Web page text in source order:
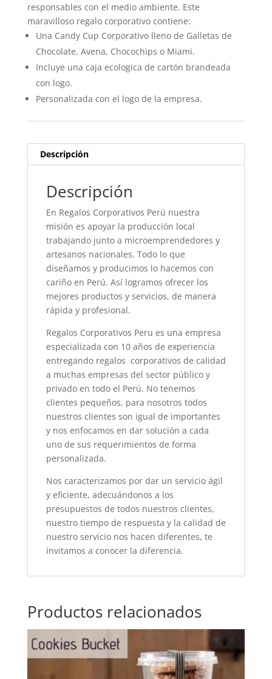
responsables con el medio ambiente. Este
maravilloso regalo corporativo contiene:
Una Candy Cup Corporativo lleno de Galletas de
Chocolate, Avena, Chocochips o Miami.
Incluye una caja ecologica de cartón brandeada
con logo.
Personalizada con el logo de la empresa.
Descripción
Descripción
En Regalos Corporativos Perú nuestra
misión es apoyar la producción local
trabajando junto a microemprendedores y
artesanos nacionales. Todo lo que
diseñamos y producimos lo hacemos con
cariño en Perú. Así logramos ofrecer los
mejores productos y servicios, de manera
rápida y profesional.
Regalos Corporativos Peru es una empresa
especializada con 10 años de experiencia
entregando regalos corporativos de calidad
a muchas empresas del sector público y
privado en todo el Perú. No tenemos
clientes pequeños, para nosotros todos
nuestros clientes son igual de importantes
y nos enfocamos en dar solución a cada
uno de sus requerimientos de forma
personalizada.
Nos caracterizamos por dar un servicio ágil
y eficiente, adecuándonos a los
presupuestos de todos nuestros clientes,
nuestro tiempo de respuesta y la calidad de
nuestro servicio nos hacen diferentes, te
invitamos a conocer la diferencia.
Productos relacionados